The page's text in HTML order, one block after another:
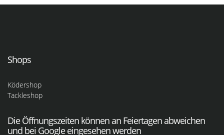
Shops
Ködershop
Tackleshop
Die Öffnungszeiten können an Feiertagen abweichen
und bei Google eingesehen werden